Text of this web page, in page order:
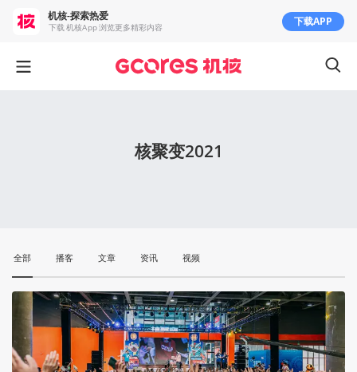
核聚变2021
全部 播客 文章 资讯 视频
机核-探索热爱
下载 机核App 浏览更多精彩内容 下载APP